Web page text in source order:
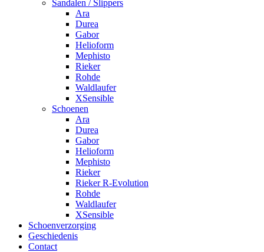
Sandalen / Slippers
Ara
Durea
Gabor
Helioform
Mephisto
Rieker
Rohde
Waldlaufer
XSensible
Schoenen
Ara
Durea
Gabor
Helioform
Mephisto
Rieker
Rieker R-Evolution
Rohde
Waldlaufer
XSensible
Schoenverzorging
Geschiedenis
Contact